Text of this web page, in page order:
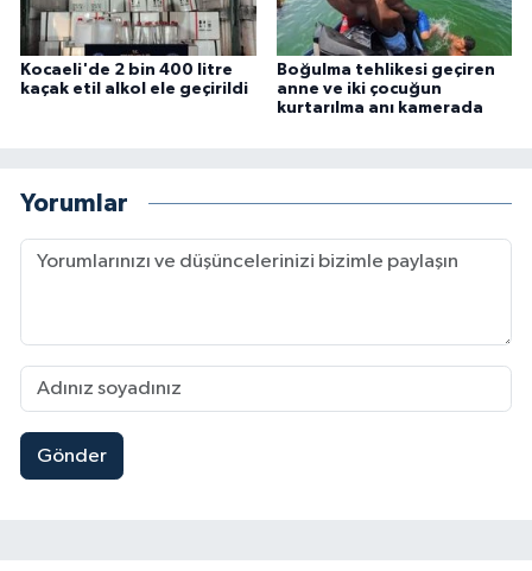
Kocaeli'de 2 bin 400 litre
kaçak etil alkol ele geçirildi
Boğulma tehlikesi geçiren
anne ve iki çocuğun
kurtarılma anı kamerada
Yorumlar
Gönder